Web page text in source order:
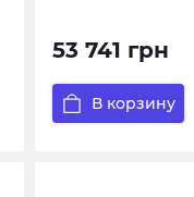
53 741 грн
В корзину